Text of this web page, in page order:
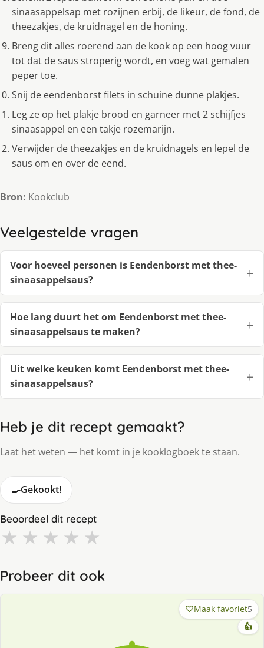
sinaasappelsap met rozijnen erbij, de likeur, de fond, de
theezakjes, de kruidnagel en de honing.
Breng dit alles roerend aan de kook op een hoog vuur
tot dat de saus stroperig wordt, en voeg wat gemalen
peper toe.
Snij de eendenborst filets in schuine dunne plakjes.
Leg ze op het plakje brood en garneer met 2 schijfjes
sinaasappel en een takje rozemarijn.
Verwijder de theezakjes en de kruidnagels en lepel de
saus om en over de eend.
Bron: Kookclub
Veelgestelde vragen
Voor hoeveel personen is Eendenborst met thee-
sinaasappelsaus?
Hoe lang duurt het om Eendenborst met thee-
sinaasappelsaus te maken?
Uit welke keuken komt Eendenborst met thee-
sinaasappelsaus?
Heb je dit recept gemaakt?
Laat het weten — het komt in je kooklogboek te staan.
🍳Gekookt!
Beoordeel dit recept
★ ★ ★ ★ ★
Probeer dit ook
Maak favoriet5
👍